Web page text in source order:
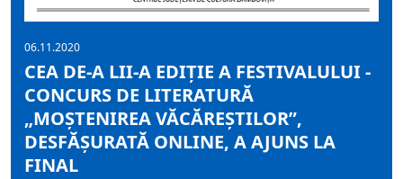
06.11.2020
CEA DE-A LII-A EDIŢIE A FESTIVALULUI -
CONCURS DE LITERATURĂ
„MOŞTENIREA VĂCĂREŞTILOR”,
DESFĂŞURATĂ ONLINE, A AJUNS LA
FINAL